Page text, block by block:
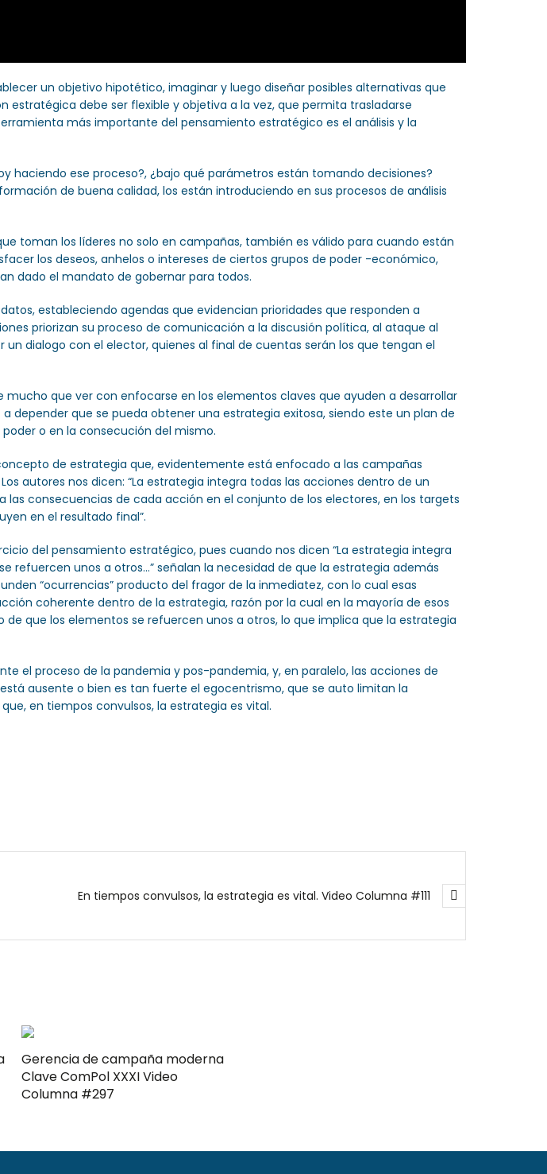
un objetivo hipotético, imaginar y luego diseñar posibles alternativas que
estratégica debe ser flexible y objetiva a la vez, que permita trasladarse
más importante del pensamiento estratégico es el análisis y la
haciendo ese proceso?, ¿bajo qué parámetros están tomando decisiones?
de buena calidad, los están introduciendo en sus procesos de análisis
toman los líderes no solo en campañas, también es válido para cuando están
los deseos, anhelos o intereses de ciertos grupos de poder -económico,
dado el mandato de gobernar para todos.
estableciendo agendas que evidencian prioridades que responden a
priorizan su proceso de comunicación a la discusión política, al ataque al
dialogo con el elector, quienes al final de cuentas serán los que tengan el
que ver con enfocarse en los elementos claves que ayuden a desarrollar
depender que se pueda obtener una estrategia exitosa, siendo este un plan de
o en la consecución del mismo.
de estrategia que, evidentemente está enfocado a las campañas
autores nos dicen: “La estrategia integra todas las acciones dentro de un
consecuencias de cada acción en el conjunto de los electores, en los targets
en el resultado final”.
del pensamiento estratégico, pues cuando nos dicen “La estrategia integra
unos a otros…” señalan la necesidad de que la estrategia además
“ocurrencias” producto del fragor de la inmediatez, con lo cual esas
coherente dentro de la estrategia, razón por la cual en la mayoría de esos
que los elementos se refuercen unos a otros, lo que implica que la estrategia
el proceso de la pandemia y pos-pandemia, y, en paralelo, las acciones de
ausente o bien es tan fuerte el egocentrismo, que se auto limitan la
en tiempos convulsos, la estrategia es vital.
En tiempos convulsos, la estrategia es vital. Video Columna #111
Gerencia de campaña moderna
Clave ComPol XXXI Video
Columna #297